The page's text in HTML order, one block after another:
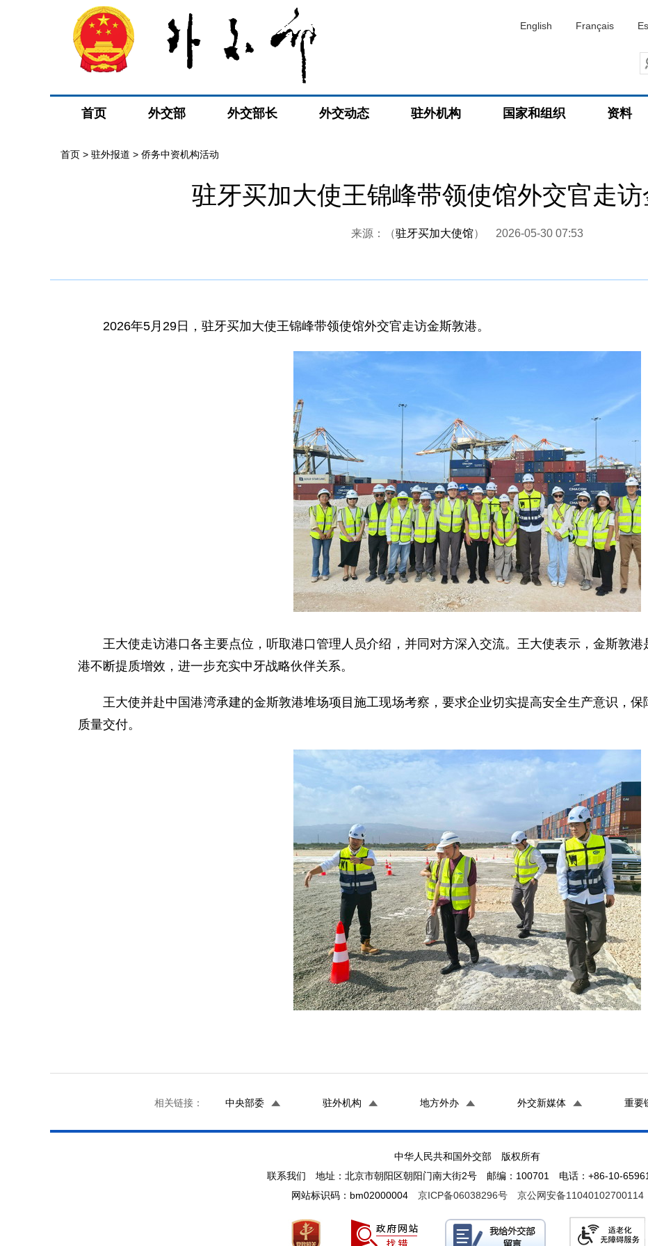
English Français
首页 外交部 外交部长 外交动态 驻外机构 国家和组织 资料
首页 > 驻外报道 > 侨务中资机构活动
驻牙买加大使王锦峰带领使馆外交官走
来源：（驻牙买加大使馆） 2026-05-30 07:53
2026年5月29日，驻牙买加大使王锦峰带领使馆外交官走访金斯敦港。
王大使走访港口各主要点位，听取港口管理人员介绍，并同对方深入交流。王大使表示，金斯敦
港不断提质增效，进一步充实中牙战略伙伴关系。
王大使并赴中国港湾承建的金斯敦港堆场项目施工现场考察，要求企业切实提高安全生产意识，
质量交付。
相关链接： 中央部委 驻外机构 地方外办 外交新媒体 重要
中华人民共和国外交部 版权所有
联系我们 地址：北京市朝阳区朝阳门南大街2号 邮编：100701 电话：+86-10-
网站标识码：bm02000004 京ICP备06038296号 京公网安备11040102700114